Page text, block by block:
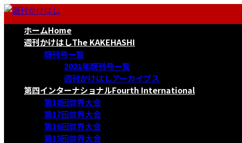
コ
ナ
ホームHome
週刊かけはしThe KAKEHASHI
既刊号一覧
2021年既刊号一覧
週刊かけはしアーカイブス
第四インターナショナルFourth International
第18回世界大会
第17回世界大会
第16回世界大会
第15回世界大会